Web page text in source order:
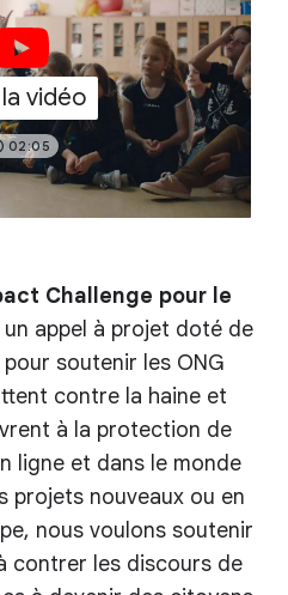
vidéo
02:05
Challenge pour le
un appel à projet doté de
pour soutenir les ONG
contre la haine et
à la protection de
ligne et dans le monde
projets nouveaux ou en
nous voulons soutenir
contrer les discours de